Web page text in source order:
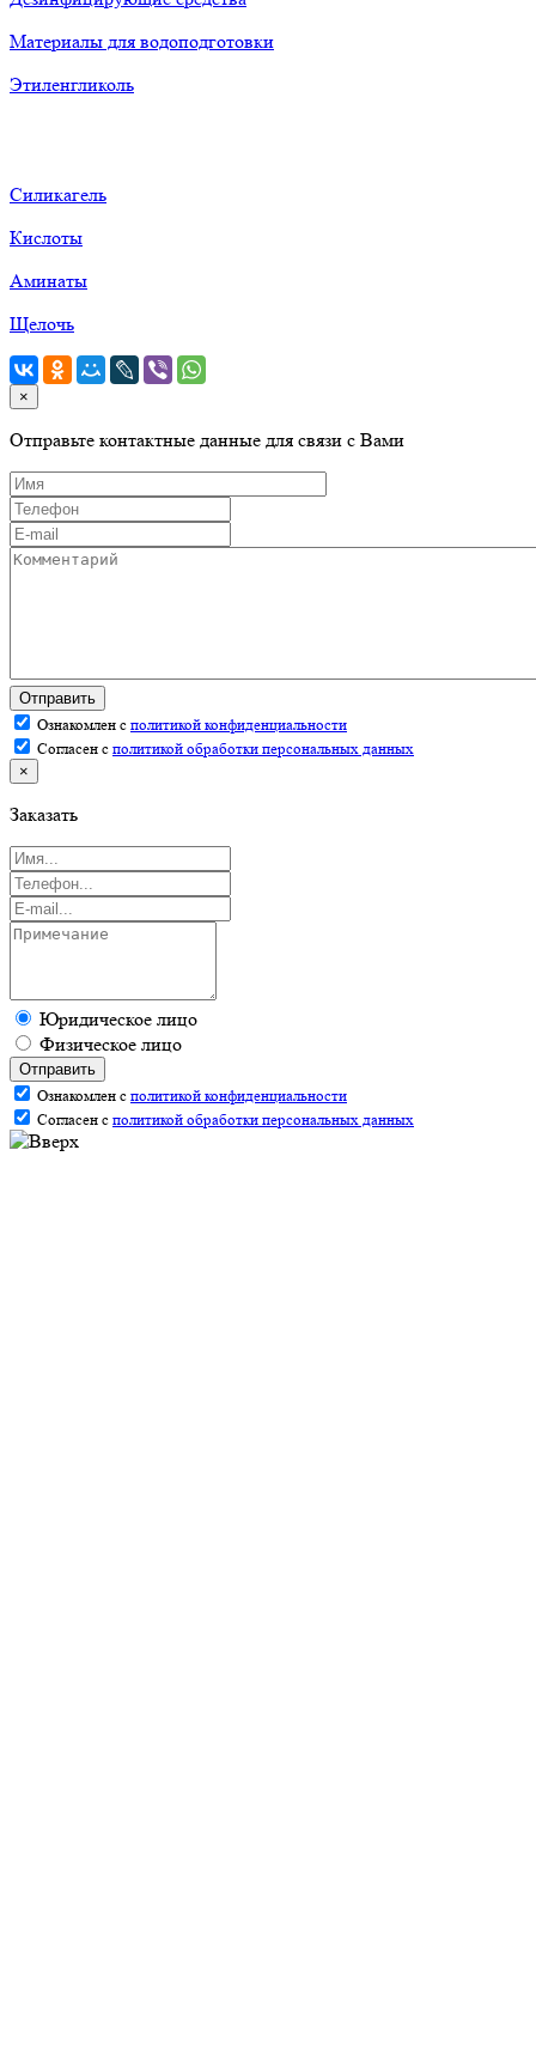
Материалы для водоподготовки
Этиленгликоль
Силикагель
Кислоты
Аминаты
Щелочь
×
Отправьте контактные данные для связи с Вами
Отправить
Ознакомлен с политикой конфиденциальности
Согласен с политикой обработки персональных данных
×
Заказать
Юридическое лицо
Физическое лицо
Отправить
Ознакомлен с политикой конфиденциальности
Согласен с политикой обработки персональных данных